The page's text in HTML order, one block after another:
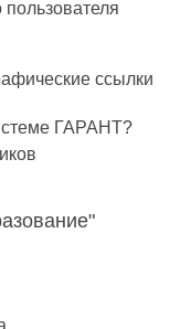
ссылки
ГАРАНТ?